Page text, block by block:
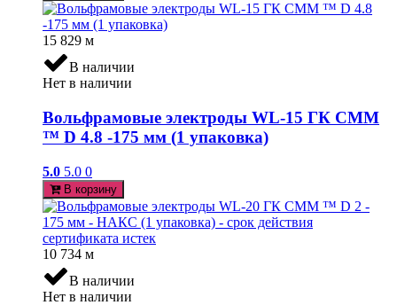
15 829 м
В наличии
Нет в наличии
Вольфрамовые электроды WL-15 ГК СММ
™ D 4.8 -175 мм (1 упаковка)
5.0 5.0 0
В корзину
10 734 м
В наличии
Нет в наличии